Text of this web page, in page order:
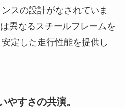
スの設計がなされていま
異なるスチールフレームを
定した走行性能を提供し
やすさの共演。